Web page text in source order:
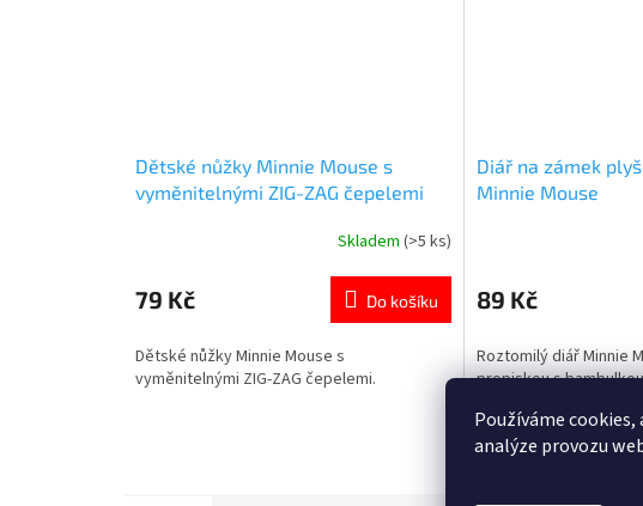
Používáme
analýze provozu
Dětské nůžky Minnie Mouse s
vyměnitelnými ZIG-ZAG čepelemi
produktu
je
z
5
Skladem (>5 ks)
79 Kč Do košíku
Dětské nůžky Minnie Mouse s
vyměnitelnými ZIG-ZAG čepelemi.
Diář na zámek
Minnie Mouse
produktu
je
z
5
89 Kč
Roztomilý diář Minnie
propiskou s
motivem 👉 MINNIE